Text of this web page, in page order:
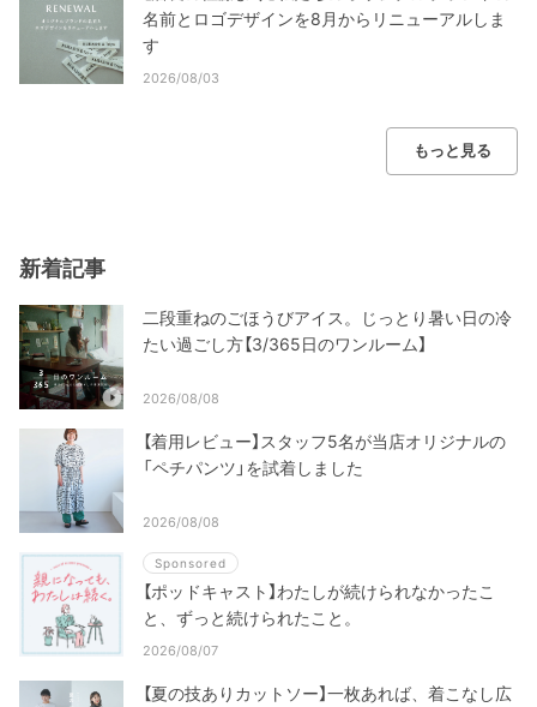
名前とロゴデザインを8月からリニューアルしま
す
2026/08/03
もっと見る
新着記事
二段重ねのごほうびアイス。じっとり暑い日の冷
たい過ごし方【3/365日のワンルーム】
2026/08/08
【着用レビュー】スタッフ5名が当店オリジナルの
「ペチパンツ」を試着しました
2026/08/08
Sponsored
【ポッドキャスト】わたしが続けられなかったこ
と、ずっと続けられたこと。
2026/08/07
【夏の技ありカットソー】一枚あれば、着こなし広